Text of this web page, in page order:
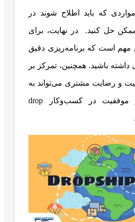
که باید اطلاح شوند در
حل کنید. در نهایت، برای
مهم است که برنامه‌ریزی دقیق
باشید. همچنین، تمرکز بر
و رضایت مشتری می‌تواند به
شما در رشد و موفقیت در کسب‌وکار drop